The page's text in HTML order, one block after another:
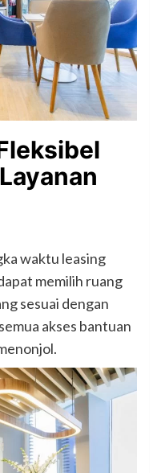
waktu leasing
memilih ruang
sesuai dengan
akses bantuan